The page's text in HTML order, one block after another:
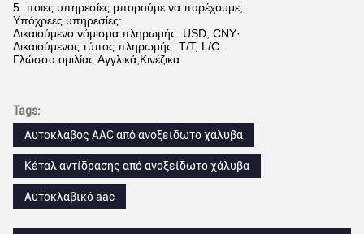
5. ποιες υπηρεσίες μπορούμε να παρέχουμε;
Υπόχρεες υπηρεσίες:
Δικαιούμενο νόμισμα πληρωμής: USD, CNY·
Δικαιούμενος τύπος πληρωμής: T/T, L/C.
Γλώσσα ομιλίας:Αγγλικά,Κινέζικα
Tags:
Αυτοκλάβος AAC από ανοξείδωτο χάλυβα
Κέταλ αντίδρασης από ανοξείδωτο χάλυβα
Αυτοκλαβικό aac